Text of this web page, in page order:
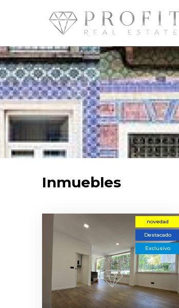
Inmuebles
novedad
Destacado
Exclusivo